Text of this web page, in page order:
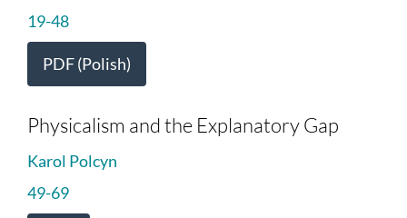
19-48
PDF (Polish)
Physicalism and the Explanatory Gap
Karol Polcyn
49-69